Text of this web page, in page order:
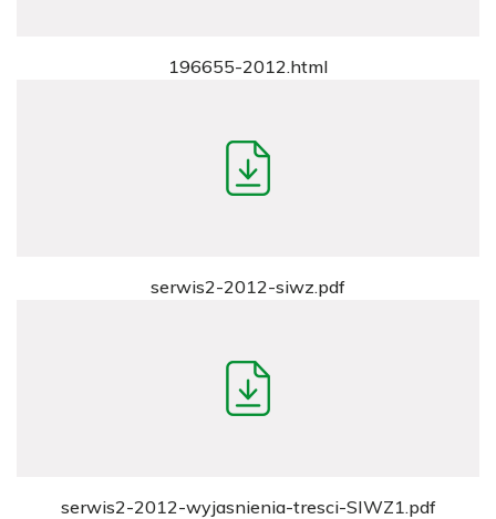
196655-2012.html
serwis2-2012-siwz.pdf
serwis2-2012-wyjasnienia-tresci-SIWZ1.pdf